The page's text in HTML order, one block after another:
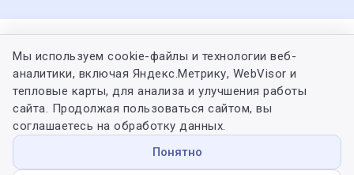
Мы используем cookie-файлы и технологии веб-
аналитики, включая Яндекс.Метрику, WebVisor и
тепловые карты, для анализа и улучшения работы
сайта. Продолжая пользоваться сайтом, вы
соглашаетесь на обработку данных.
Понятно